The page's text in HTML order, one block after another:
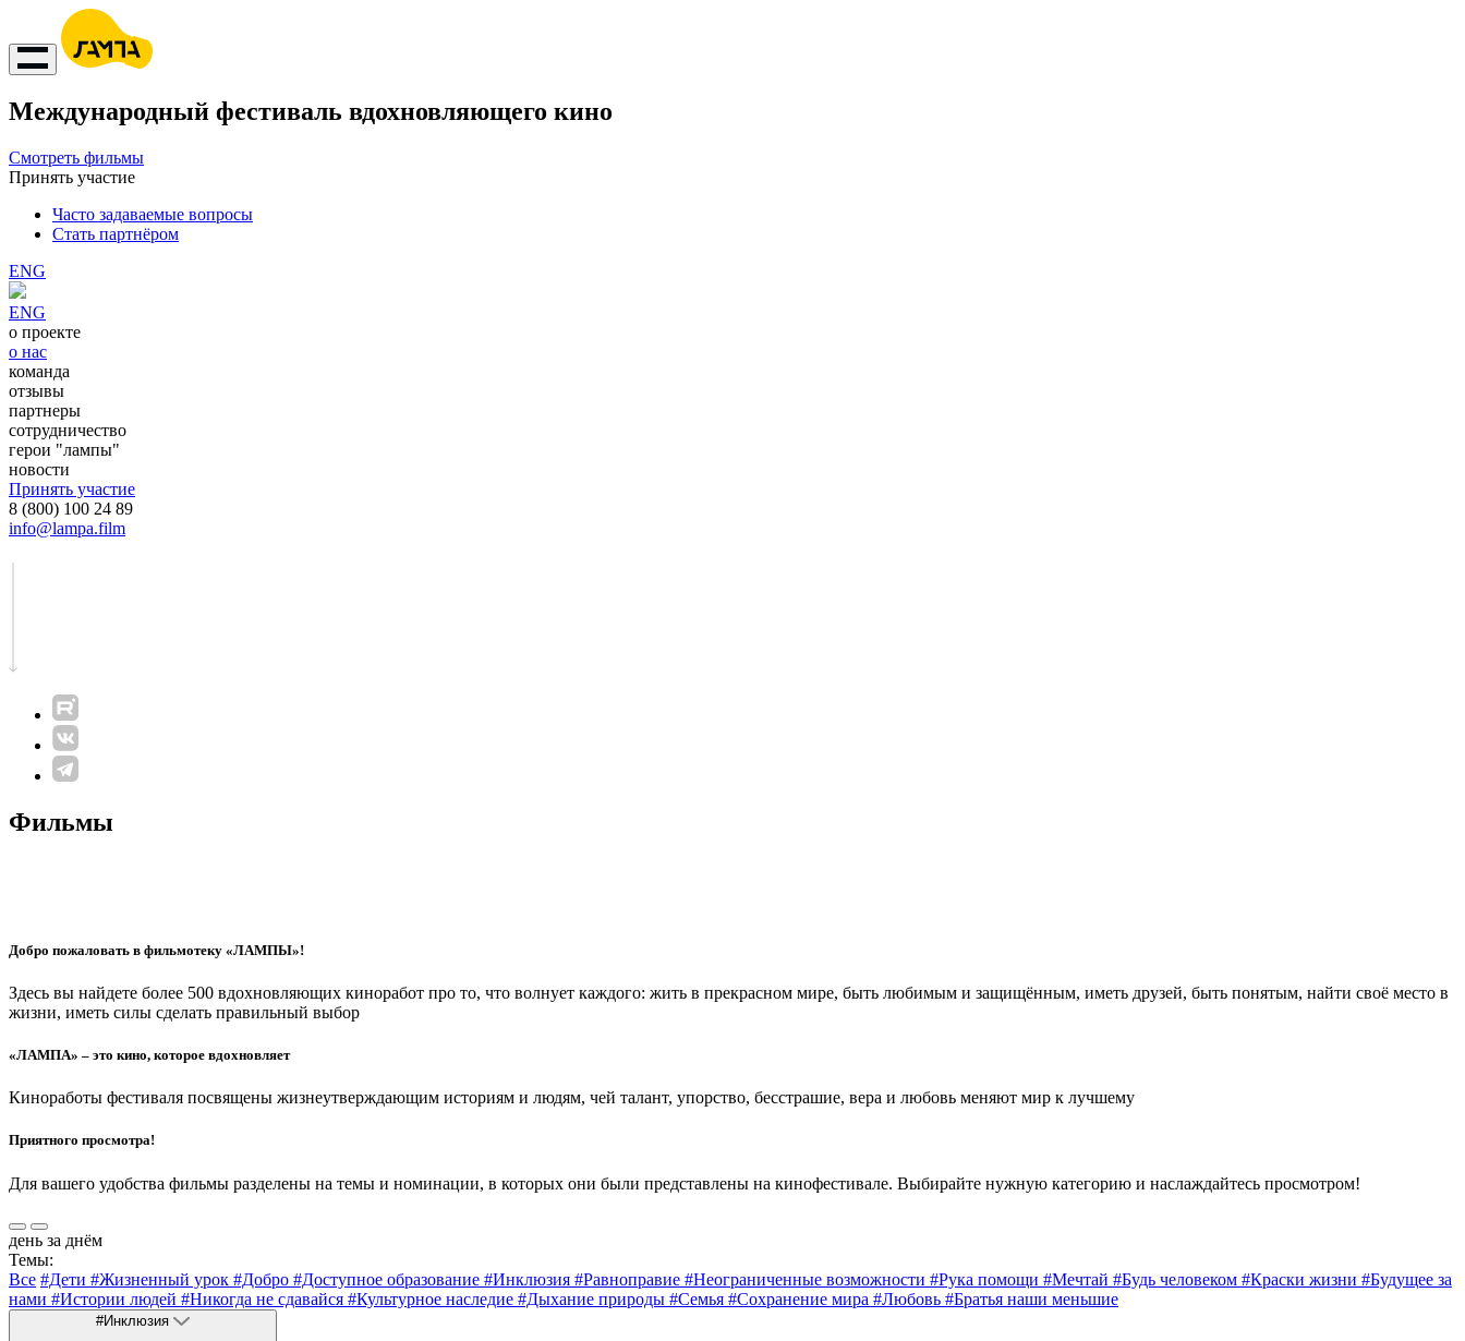
Международный фестиваль вдохновляющего кино
Смотреть фильмы
Принять участие
Часто задаваемые вопросы
Стать партнёром
ENG
ENG
о проекте
о нас
команда
отзывы
партнеры
сотрудничество
герои "лампы"
новости
Принять участие
8 (800) 100 24 89
info@lampa.film
Фильмы
Добро пожаловать в фильмотеку «ЛАМПЫ»!
Здесь вы найдете более 500 вдохновляющих киноработ про то, что волнует каждого: жить в прекрасном мире, быть любимым и защищённым, иметь друзей, быть понятым, найти своё место в
жизни, иметь силы сделать правильный выбор
«ЛАМПА» – это кино, которое вдохновляет
Киноработы фестиваля посвящены жизнеутверждающим историям и людям, чей талант, упорство, бесстрашие, вера и любовь меняют мир к лучшему
Приятного просмотра!
Для вашего удобства фильмы разделены на темы и номинации, в которых они были представлены на кинофестивале. Выбирайте нужную категорию и наслаждайтесь просмотром!
день за днём
Темы:
Все #Дети #Жизненный урок #Добро #Доступное образование #Инклюзия #Равноправие #Неограниченные возможности #Рука помощи #Мечтай #Будь человеком #Краски жизни #Будущее за
нами #Истории людей #Никогда не сдавайся #Культурное наследие #Дыхание природы #Семья #Сохранение мира #Любовь #Братья наши меньшие
#Инклюзия